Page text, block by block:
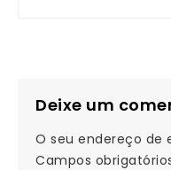
Deixe um
O seu endereço de
Campos